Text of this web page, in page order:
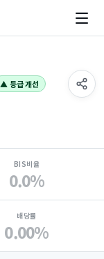
▲ 등급 개선
BIS비율
0.0%
배당률
0.00%